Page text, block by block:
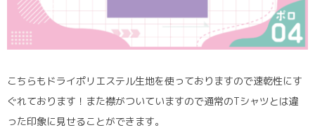
こちらもドライポリエステル生地を使っておりますので速乾性にす
ぐれております！また襟がついていますので通常のTシャツとは違
った印象に見せることができます。